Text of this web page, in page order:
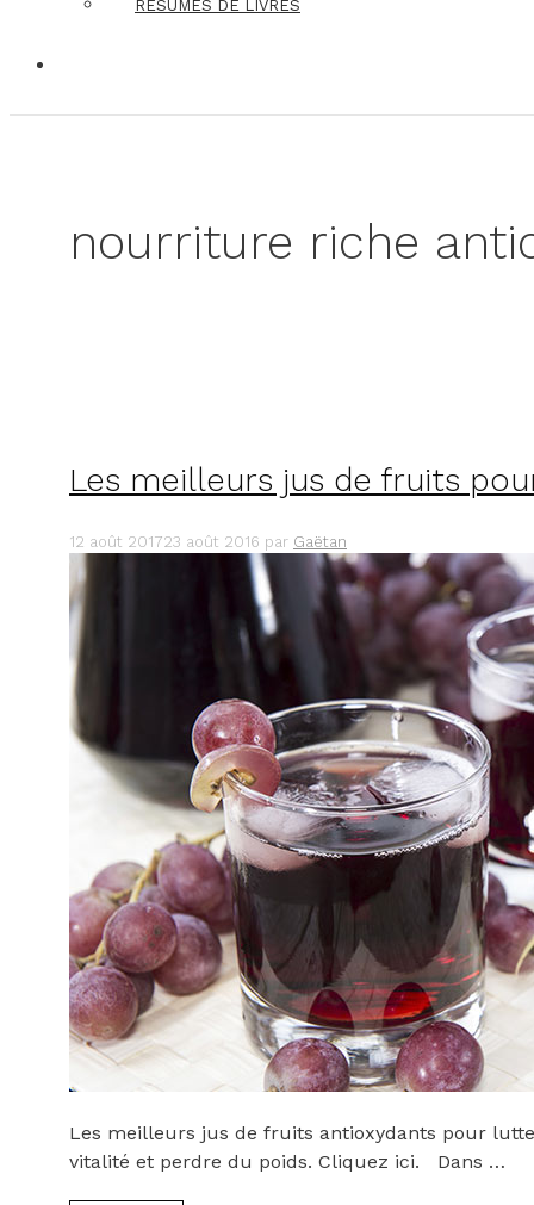
RÉSUMÉS DE LIVRES
nourriture riche
Les meilleurs jus de fruits
12 août 201723 août 2016 par Gaëtan
Les meilleurs jus de fruits antioxydants pour
vitalité et perdre du poids. Cliquez ici. Dans …